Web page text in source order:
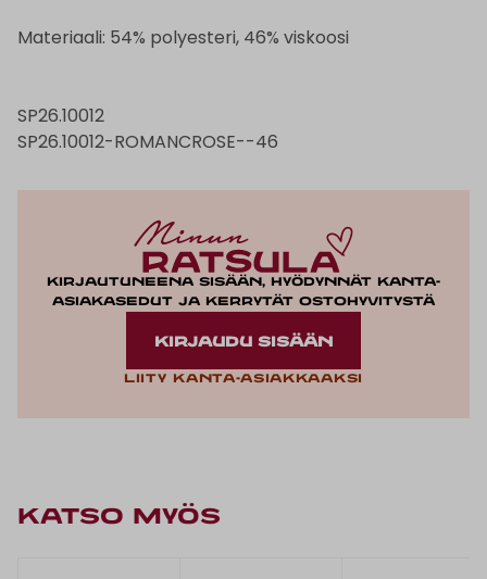
Materiaali: 54% polyesteri, 46% viskoosi
SP26.10012
SP26.10012-ROMANCROSE--46
Kirjautuneena sisään, hyödynnät kanta-
asiakasedut ja kerrytät ostohyvitystä
KIRJAUDU SISÄÄN
Liity kanta-asiakkaaksi
KATSO MYÖS